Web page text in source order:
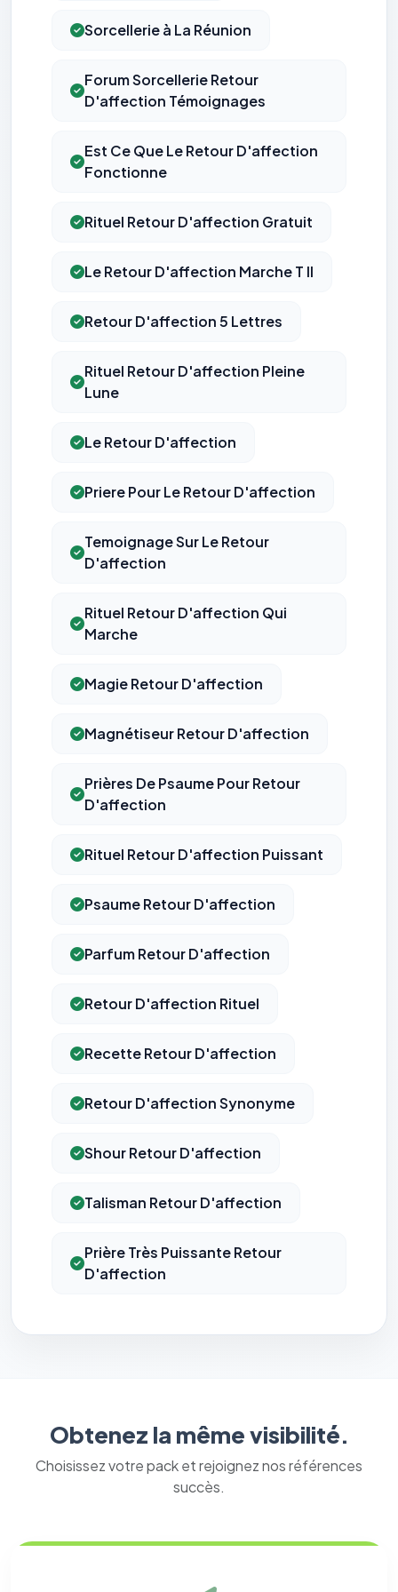
Sorcellerie à La Réunion
Forum Sorcellerie Retour
D'affection Témoignages
Est Ce Que Le Retour D'affection
Fonctionne
Rituel Retour D'affection Gratuit
Le Retour D'affection Marche T Il
Retour D'affection 5 Lettres
Rituel Retour D'affection Pleine
Lune
Le Retour D'affection
Priere Pour Le Retour D'affection
Temoignage Sur Le Retour
D'affection
Rituel Retour D'affection Qui
Marche
Magie Retour D'affection
Magnétiseur Retour D'affection
Prières De Psaume Pour Retour
D'affection
Rituel Retour D'affection Puissant
Psaume Retour D'affection
Parfum Retour D'affection
Retour D'affection Rituel
Recette Retour D'affection
Retour D'affection Synonyme
Shour Retour D'affection
Talisman Retour D'affection
Prière Très Puissante Retour
D'affection
Obtenez la même visibilité.
Choisissez votre pack et rejoignez nos références
succès.
TOUJOURS ACTIF
Nous aident à comprendre comment vous utilisez le site